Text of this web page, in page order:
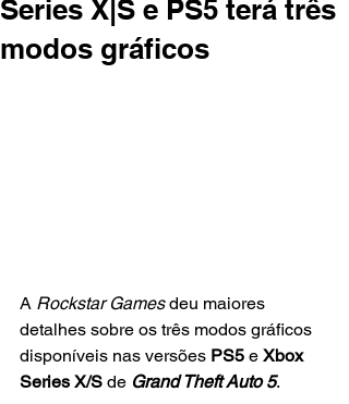
Series X|S e PS5 terá três
modos gráficos
A Rockstar Games deu maiores
detalhes sobre os três modos gráficos
disponíveis nas versões PS5 e Xbox
Series X/S de Grand Theft Auto 5.